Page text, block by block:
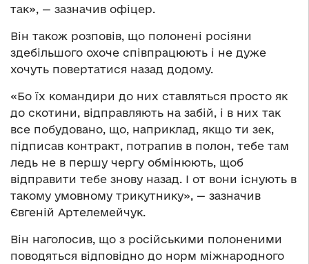
так», — зазначив офіцер.
Він також розповів, що полонені росіяни
здебільшого охоче співпрацюють і не дуже
хочуть повертатися назад додому.
«Бо їх командири до них ставляться просто як
до скотини, відправляють на забій, і в них так
все побудовано, що, наприклад, якщо ти зек,
підписав контракт, потрапив в полон, тебе там
ледь не в першу чергу обмінюють, щоб
відправити тебе знову назад. І от вони існують в
такому умовному трикутнику», — зазначив
Євгеній Артелемейчук.
Він наголосив, що з російськими полоненими
поводяться відповідно до норм міжнародного